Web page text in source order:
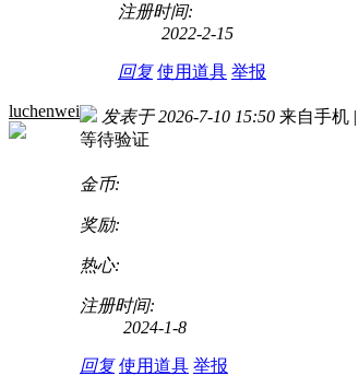
注册时间:
2022-2-15
回复 使用道具 举报
luchenwei 发表于 2026-7-10 15:50 来自手机 |
等待验证
金币:
奖励:
热心:
注册时间:
2024-1-8
回复 使用道具 举报